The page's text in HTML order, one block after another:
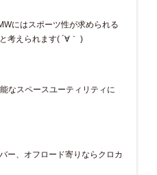
にはスポーツ性が求められる
考えられます( ´∀｀ )
なスペースユーティリティに
ー、オフロード寄りならクロカ